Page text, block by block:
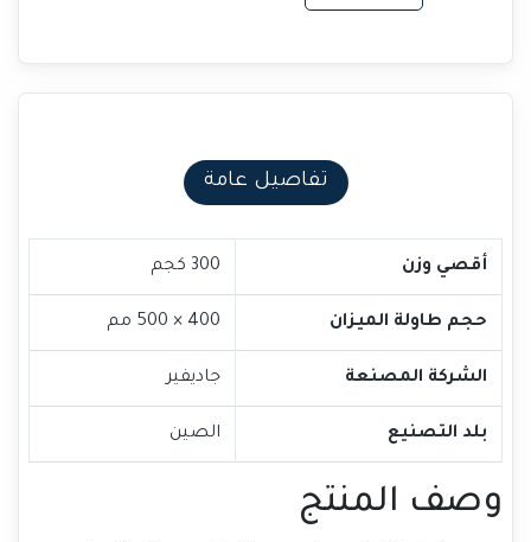
تفاصيل عامة
أقصي وزن 300 كجم
حجم طاولة الميزان 400 × 500 مم
الشركة المصنعة جاديفير
بلد التصنيع الصين
وصف المنتج